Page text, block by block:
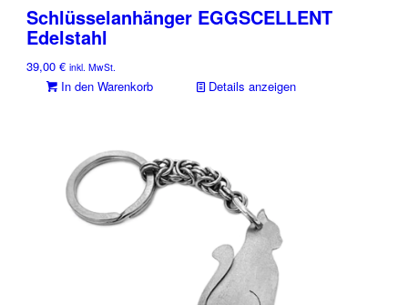
Schlüsselanhänger EGGSCELLENT
Edelstahl
39,00€ inkl. MwSt.
In den Warenkorb Details anzeigen